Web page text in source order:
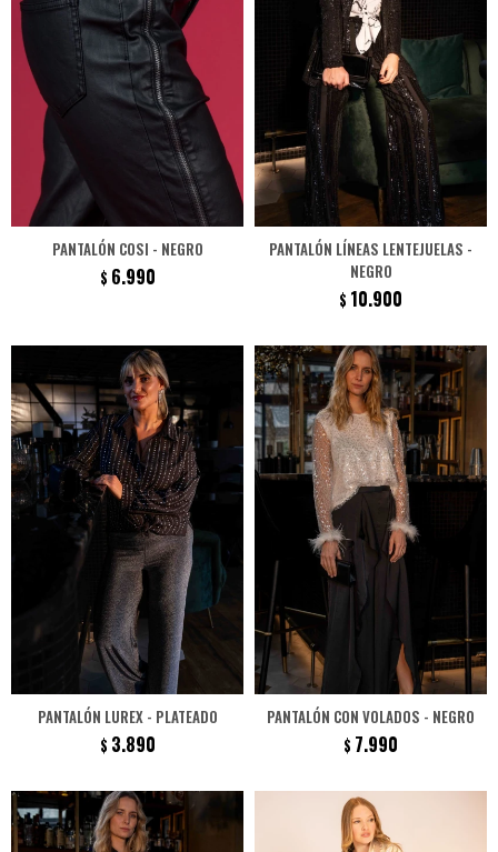
PANTALÓN COSI - NEGRO
$ 6.990
PANTALÓN LÍNEAS LENTEJUELAS -
NEGRO
$ 10.900
PANTALÓN LUREX - PLATEADO
$ 3.890
PANTALÓN CON VOLADOS - NEGRO
$ 7.990